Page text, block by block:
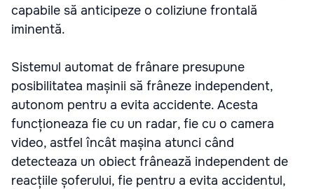
capabile să anticipeze o coliziune frontală
iminentă.
Sistemul automat de frânare presupune
posibilitatea mașinii să frâneze independent,
autonom pentru a evita accidente. Acesta
funcționeaza fie cu un radar, fie cu o camera
video, astfel încât mașina atunci când
detecteaza un obiect frânează independent de
reacțiile șoferului, fie pentru a evita accidentul,